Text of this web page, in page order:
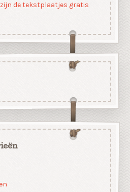
de tekstplaatjes gratis